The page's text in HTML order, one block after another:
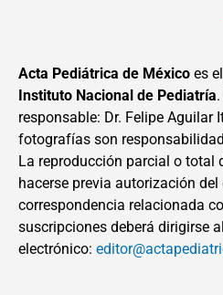
Acta Pediátrica de México es
Instituto Nacional de Pediatría
responsable: Dr. Felipe Aguilar
fotografías son
La reproducción parcial o total
hacerse previa autorización
correspondencia relacionada
suscripciones deberá dirigirse
electrónico: